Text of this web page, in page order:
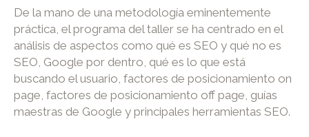
De la mano de una metodología eminentemente
práctica, el programa del taller se ha centrado en el
análisis de aspectos como qué es SEO y qué no es
SEO, Google por dentro, qué es lo que está
buscando el usuario, factores de posicionamiento on
page, factores de posicionamiento off page, guías
maestras de Google y principales herramientas SEO.